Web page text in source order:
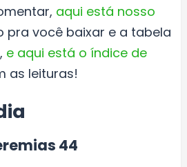
aqui está nosso
pra você baixar e a tabela
e aqui está o índice de
as leituras!
44